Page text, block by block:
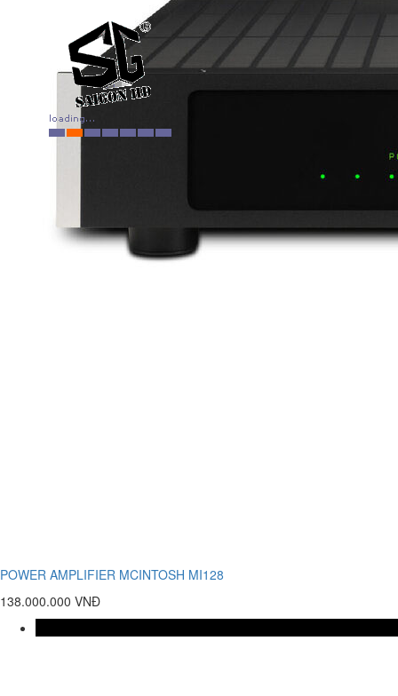
POWER AMPLIFIER MCINTOSH MI128
138.000.000 VNĐ